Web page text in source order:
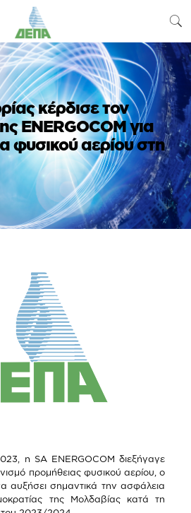
κέρδισε τον
ENERGOCOM για
φυσικού αερίου στη
η SA ENERGOCOM διεξήγαγε
προμήθειας φυσικού αερίου, ο
αυξήσει σημαντικά την ασφάλεια
της Μολδαβίας κατά τη